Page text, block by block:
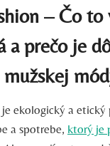
– Čo to
a prečo je
mužskej
je ekologický a etický
a spotrebe, ktorý je